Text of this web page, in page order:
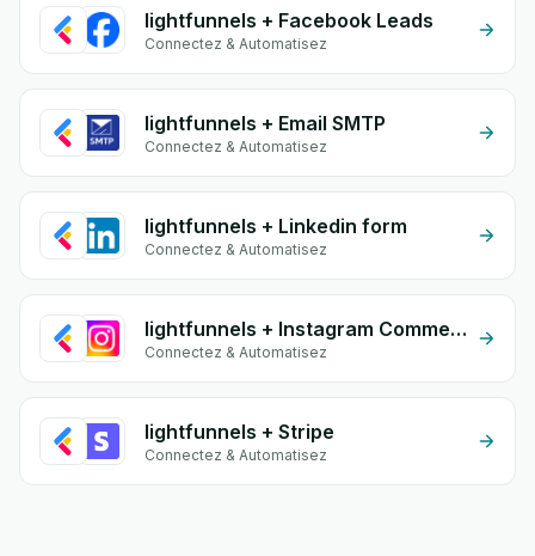
lightfunnels + Facebook Leads
Connectez & Automatisez
lightfunnels + Email SMTP
Connectez & Automatisez
lightfunnels + Linkedin form
Connectez & Automatisez
lightfunnels + Instagram Comment
Connectez & Automatisez
lightfunnels + Stripe
Connectez & Automatisez